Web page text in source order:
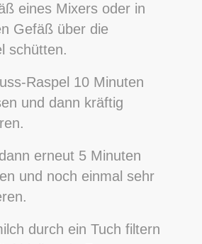
eines Mixers oder in
Gefäß über die
schütten.
Raspel 10 Minuten
und dann kräftig
erneut 5 Minuten
und noch einmal sehr
durch ein Tuch filtern